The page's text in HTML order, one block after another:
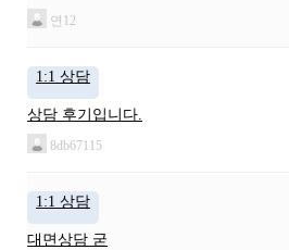
연12
1:1 상담
상담 후기입니다.
8db67115
1:1 상담
대면상담 굳